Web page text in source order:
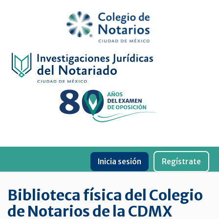
Física
Jurídica
virtual
de
Inicia sesión Regístrate
Biblioteca física del Colegio
de Notarios de la CDMX